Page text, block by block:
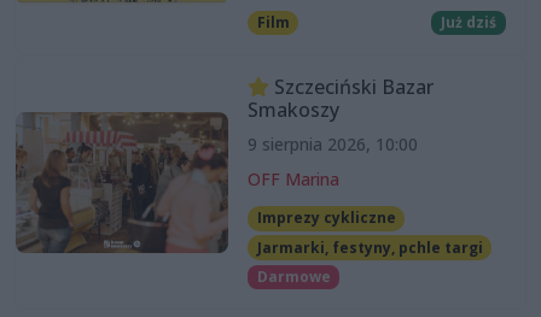
Film Już dziś
Szczeciński Bazar
Smakoszy
9 sierpnia 2026, 10:00
OFF Marina
Imprezy cykliczne
Jarmarki, festyny, pchle targi
Darmowe